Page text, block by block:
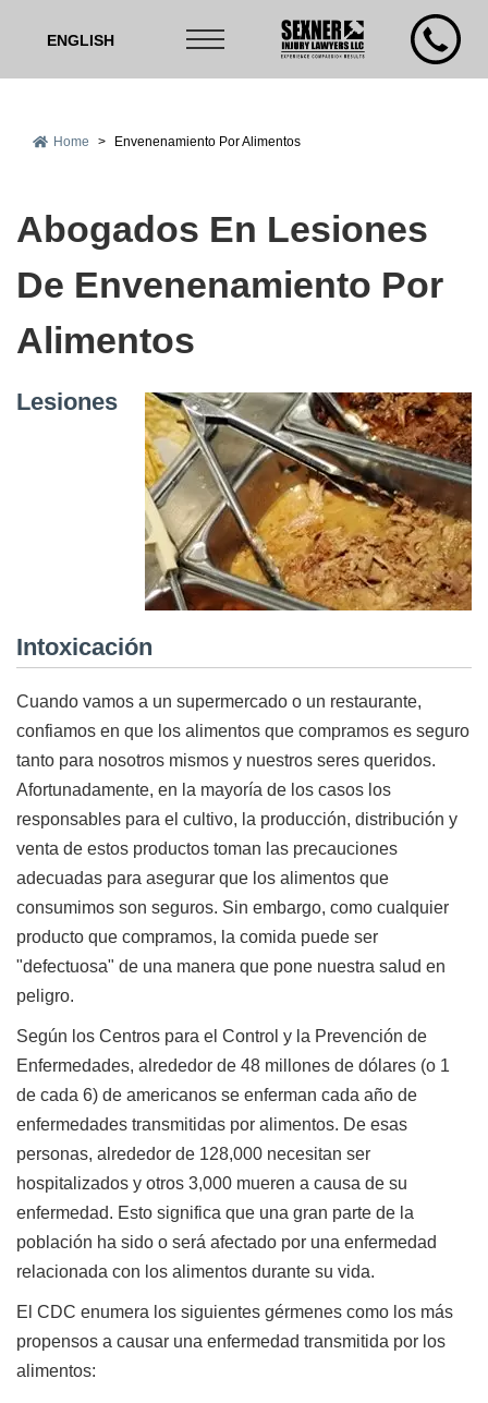
ENGLISH
Home > Envenenamiento Por Alimentos
Abogados En Lesiones
De Envenenamiento Por
Alimentos
Lesiones
Intoxicación
Cuando vamos a un supermercado o un restaurante,
confiamos en que los alimentos que compramos es seguro
tanto para nosotros mismos y nuestros seres queridos.
Afortunadamente, en la mayoría de los casos los
responsables para el cultivo, la producción, distribución y
venta de estos productos toman las precauciones
adecuadas para asegurar que los alimentos que
consumimos son seguros. Sin embargo, como cualquier
producto que compramos, la comida puede ser
"defectuosa" de una manera que pone nuestra salud en
peligro.
Según los Centros para el Control y la Prevención de
Enfermedades, alrededor de 48 millones de dólares (o 1
de cada 6) de americanos se enferman cada año de
enfermedades transmitidas por alimentos. De esas
personas, alrededor de 128,000 necesitan ser
hospitalizados y otros 3,000 mueren a causa de su
enfermedad. Esto significa que una gran parte de la
población ha sido o será afectado por una enfermedad
relacionada con los alimentos durante su vida.
El CDC enumera los siguientes gérmenes como los más
propensos a causar una enfermedad transmitida por los
alimentos: